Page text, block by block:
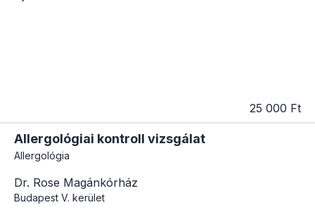
25 000 Ft
Allergológiai kontroll vizsgálat
Allergológia
Dr. Rose Magánkórház
Budapest V. kerület